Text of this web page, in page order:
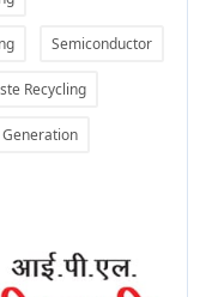
Semiconductor
Recycling